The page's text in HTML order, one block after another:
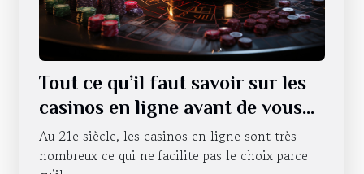
Tout ce qu’il faut savoir sur les
casinos en ligne avant de vous
lancer
Au 21e siècle, les casinos en ligne sont très
nombreux ce qui ne facilite pas le choix parce